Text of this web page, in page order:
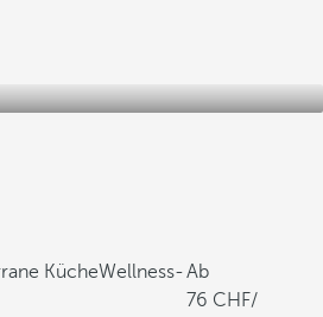
KücheWellness-Ab
76
/